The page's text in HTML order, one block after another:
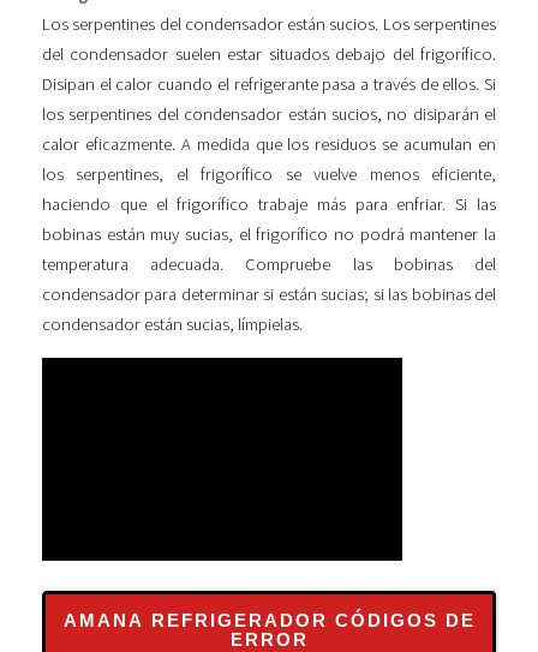
Los serpentines del condensador están sucios. Los serpentines
del condensador suelen estar situados debajo del frigorífico.
Disipan el calor cuando el refrigerante pasa a través de ellos. Si
los serpentines del condensador están sucios, no disiparán el
calor eficazmente. A medida que los residuos se acumulan en
los serpentines, el frigorífico se vuelve menos eficiente,
haciendo que el frigorífico trabaje más para enfriar. Si las
bobinas están muy sucias, el frigorífico no podrá mantener la
temperatura adecuada. Compruebe las bobinas del
condensador para determinar si están sucias; si las bobinas del
condensador están sucias, límpielas.
AMANA REFRIGERADOR CÓDIGOS DE
ERROR